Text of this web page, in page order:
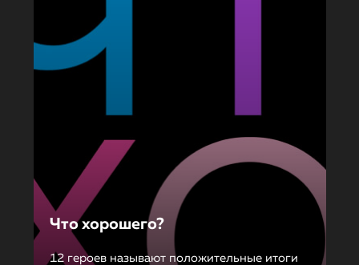
Что хорошего?
12 героев называют положительные итоги